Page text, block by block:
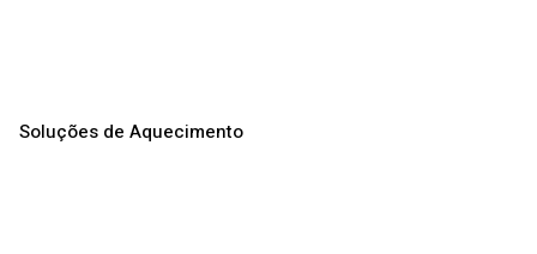
Soluções de Aquecimento